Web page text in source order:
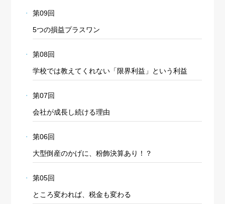
第09回
5つの損益プラスワン
第08回
学校では教えてくれない「限界利益」という利益
第07回
会社が成長し続ける理由
第06回
大型倒産のかげに、粉飾決算あり！？
第05回
ところ変われば、税金も変わる